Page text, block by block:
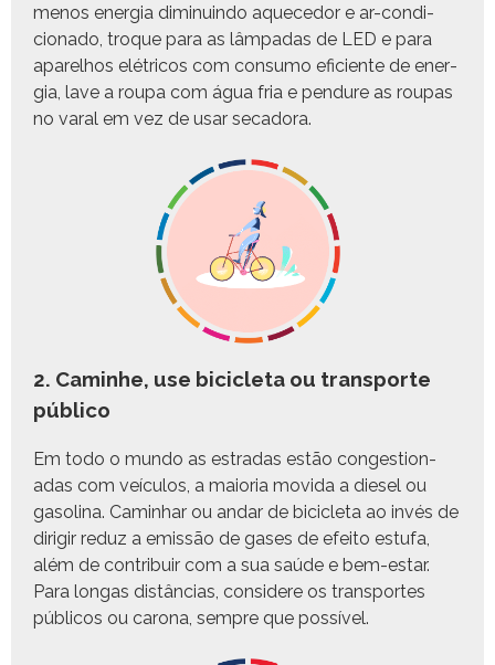
menos ener­gia dimin­uin­do aque­ce­dor e ar-condi­
ciona­do, troque para as lâm­padas de LED e para
apar­el­hos elétri­cos com con­sumo efi­ciente de ener­
gia, lave a roupa com água fria e pen­dure as roupas
no var­al em vez de usar secadora.
2. Caminhe, use bicicleta ou transporte
público
Em todo o mun­do as estradas estão con­ges­tion­
adas com veícu­los, a maio­r­ia movi­da a diesel ou
gasoli­na. Cam­in­har ou andar de bici­cle­ta ao invés de
diri­gir reduz a emis­são de gas­es de efeito est­u­fa,
além de con­tribuir com a sua saúde e bem-estar.
Para lon­gas dis­tân­cias, con­sidere os trans­portes
públi­cos ou carona, sem­pre que possível.